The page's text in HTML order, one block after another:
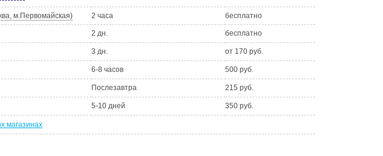
м.Первомайская) 2 часа бесплатно
2 дн. бесплатно
3 дн. от 170 руб.
6-8 часов 500 руб.
Послезавтра 215 руб.
5-10 дней 350 руб.
магазинах